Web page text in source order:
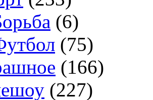
(6)
(75)
(166)
(227)